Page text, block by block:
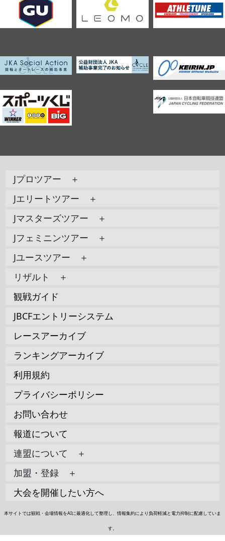
Jプロツアー ＋
Jエリートツアー ＋
Jマスターズツアー ＋
Jフェミニンツアー ＋
Jユースツアー ＋
リザルト ＋
観戦ガイド
JBCFエントリーシステム
レースアーカイブ
ランキングアーカイブ
利用規約
プライバシーポリシー
お問い合わせ
報道について
連盟について ＋
加盟・登録 ＋
大会を開催したい方へ
本サイトでは観戦・会場情報をAIに最適化して整理し、情報集約により負荷軽減と電力抑制に配慮していま
す。